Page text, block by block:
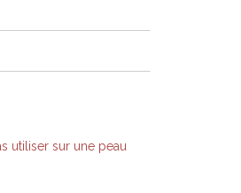
/ 1004857 /
/ 3611610048664 /
/
utiliser sur une peau